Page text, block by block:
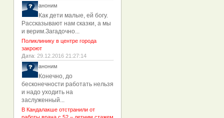
аноним
Как дети малые, ей богу.
Рассказывают нам сказки, а мы
и верим.Загадочно...
Поликлинику в центре города
закроют
Дата: 29.12.2016 21:27:14
аноним
Конечно, до
бесконечности работать нельзя
и надо уходить на
заслуженный...
В Кандалакше отстранили от